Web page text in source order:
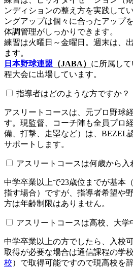
ンディションの整え方を実践して
ングアップは個々に合ったアップ
体調管理がしっかりできます。
練習は火曜日～金曜日。週末は、
ます。
日本野球連盟 （JABA） に所属し
程大会に出場しています。
指導者はどのような方ですか？
アスリートコースは、元プロ野球
す。現監督、コーチ陣も全員プロ
備、打撃、走塁など）は、BEZEL
サポートします。
アスリートコースは何歳から入
中学卒業以上で23歳位までが基本
指す場合）ですが、指導者希望や
方は年齢制限はありません。
アスリートコースは高校、大学
中学卒業以上の方でしたら、入校
取得が必要な場合は通信課程の学
校）で取得可能ですので現高校を